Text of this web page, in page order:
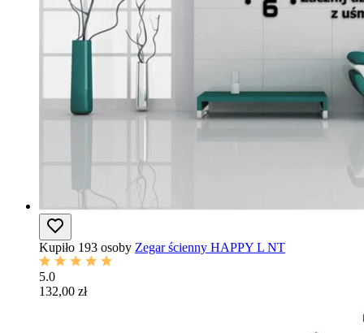
Kupiło 193 osoby Zegar ścienny HAPPY L NT
5.0
132,00 zł